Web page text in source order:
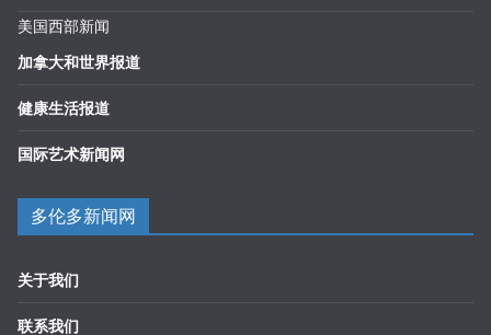
美国西部新闻
加拿大和世界报道
健康生活报道
国际艺术新闻网
多伦多新闻网
关于我们
联系我们